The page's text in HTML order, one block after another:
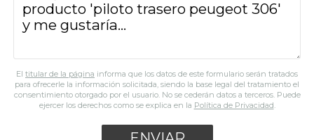
El titular de la página informa que los datos de este formulario serán tratados
para ofrecerle la información solicitada, siendo la base legal del tratamiento el
consentimiento otorgado por el usuario. No se cederán datos a terceros. Puede
ejercer los derechos como se explica en la Política de Privacidad.